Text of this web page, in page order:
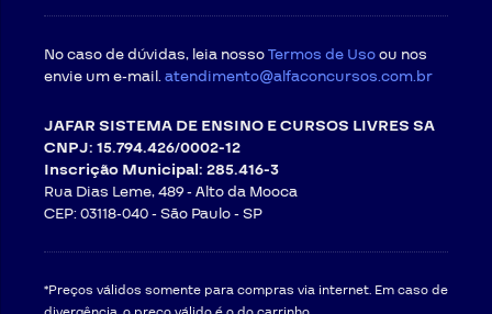
No caso de dúvidas, leia nossoTermos de Usoou nos
envie um e-mail.atendimento@alfaconcursos.com.br
JAFAR SISTEMA DE ENSINO E CURSOS LIVRES SA
CNPJ: 15.794.426/0002-12
Inscrição Municipal: 285.416-3
Rua Dias Leme, 489 - Alto da Mooca
CEP: 03118-040 -São Paulo - SP
*Preços válidos somente para compras via internet. Em caso de